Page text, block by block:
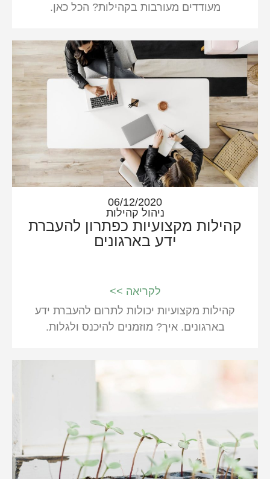
מעודדים מעורבות בקהילות? הכל כאן.
06/12/2020
ניהול קהילות
קהילות מקצועיות כפתרון להעברת
ידע בארגונים
קהילות מקצועיות יכולות לתרום להעברת ידע
בארגונים. איך? מוזמנים להיכנס ולגלות.
לקריאה >>